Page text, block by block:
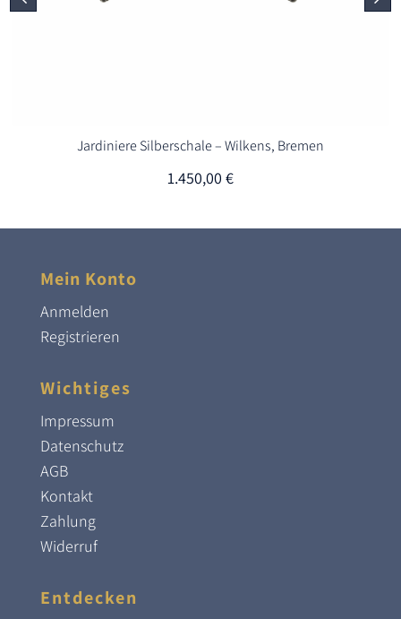
Jardiniere Silberschale – Wilkens, Bremen
1.450,00€
Mein Konto
Anmelden
Registrieren
Wichtiges
Impressum
Datenschutz
AGB
Kontakt
Zahlung
Widerruf
Entdecken